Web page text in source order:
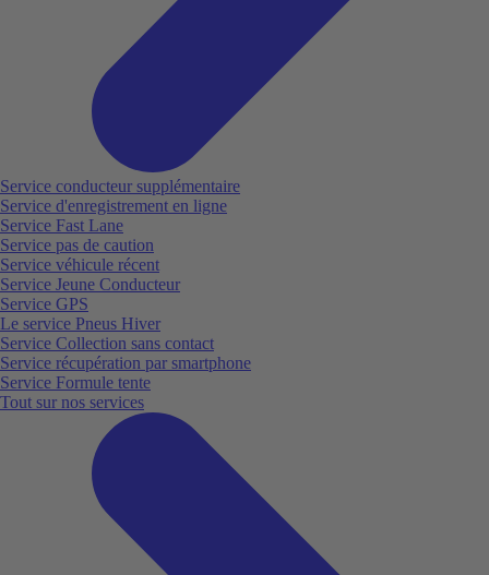
Service conducteur supplémentaire
Service d'enregistrement en ligne
Service Fast Lane
Service pas de caution
Service véhicule récent
Service Jeune Conducteur
Service GPS
Le service Pneus Hiver
Service Collection sans contact
Service récupération par smartphone
Service Formule tente
Tout sur nos services